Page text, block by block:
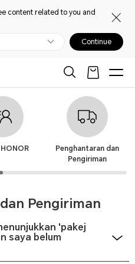
content related to you and
Continue
Penghantaran dan
Pengiriman
Pengiriman
'pakej
saya belum
semula status pakej anda. Ia